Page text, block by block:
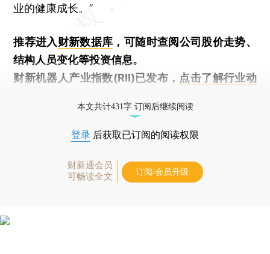
业的健康成长。”
推荐进入财新数据库 ，可随时查阅公司股价走势、
结构人员变化等投资信息。
财新机器人产业指数(RII)已发布， 点击了解行业动
本文共计431字 订阅后继续阅读
登录 后获取已订阅的阅读权限
财新通会员
可畅读全文
订阅/会员升级